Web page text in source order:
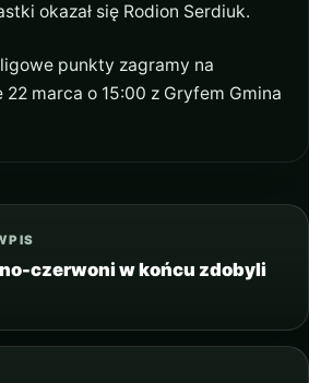
okazał się Rodion Serdiuk.
punkty zagramy na
marca o 15:00 z Gryfem Gmina
czerwoni w końcu zdobyli